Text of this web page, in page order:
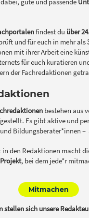
findest du über
und für euch in mehr als
mit ihrer Arbeit eine
für euch kuratieren
der Fachredaktionen
bestehen aus
Es gibt aktive und
Bildungsberater*innen –
in den Redaktionen macht
, bei dem jede*r
Mitmachen
stellen sich unsere